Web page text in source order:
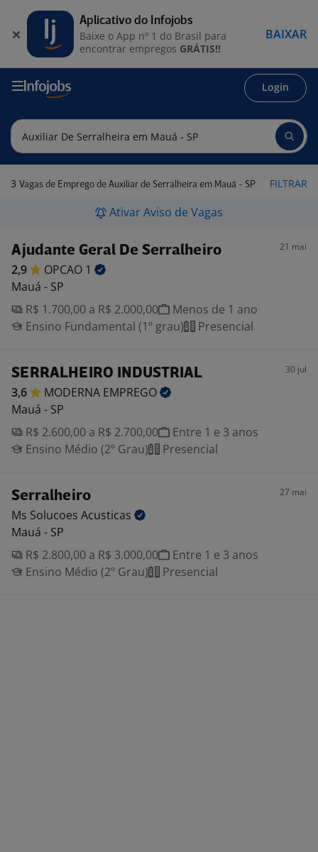
Login
3 Vagas de Emprego de Auxiliar de Serralheira em Mauá - SP FILTRAR
Ativar Aviso de Vagas
Ajudante Geral De Serralheiro 21 mai
2,9 OPCAO 1
Mauá - SP
R$ 1.700,00 a R$ 2.000,00
Menos de 1 ano
Ensino Fundamental (1º grau)
Presencial
SERRALHEIRO INDUSTRIAL 30 jul
3,6 MODERNA EMPREGO
Mauá - SP
R$ 2.600,00 a R$ 2.700,00
Entre 1 e 3 anos
Ensino Médio (2º Grau)
Presencial
Serralheiro 27 mai
Ms Solucoes Acusticas
Mauá - SP
R$ 2.800,00 a R$ 3.000,00
Entre 1 e 3 anos
Ensino Médio (2º Grau)
Presencial
Aplicativo do Infojobs
Baixe o App nº 1 do Brasil para
encontrar empregos GRÁTIS!!
BAIXAR